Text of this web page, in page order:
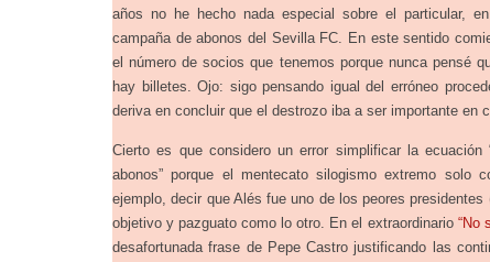
años no he hecho nada especial sobre el particular,
campaña de abonos del Sevilla FC. En este sentido
el número de socios que tenemos porque nunca pensé
hay billetes. Ojo: sigo pensando igual del erróneo
deriva en concluir que el destrozo iba a ser importante en
Cierto es que considero un error simplificar la
abonos” porque el mentecato silogismo extremo solo
ejemplo, decir que Alés fue uno de los peores
objetivo y pazguato como lo otro. En el extraordinario “No
desafortunada frase de Pepe Castro justificando las